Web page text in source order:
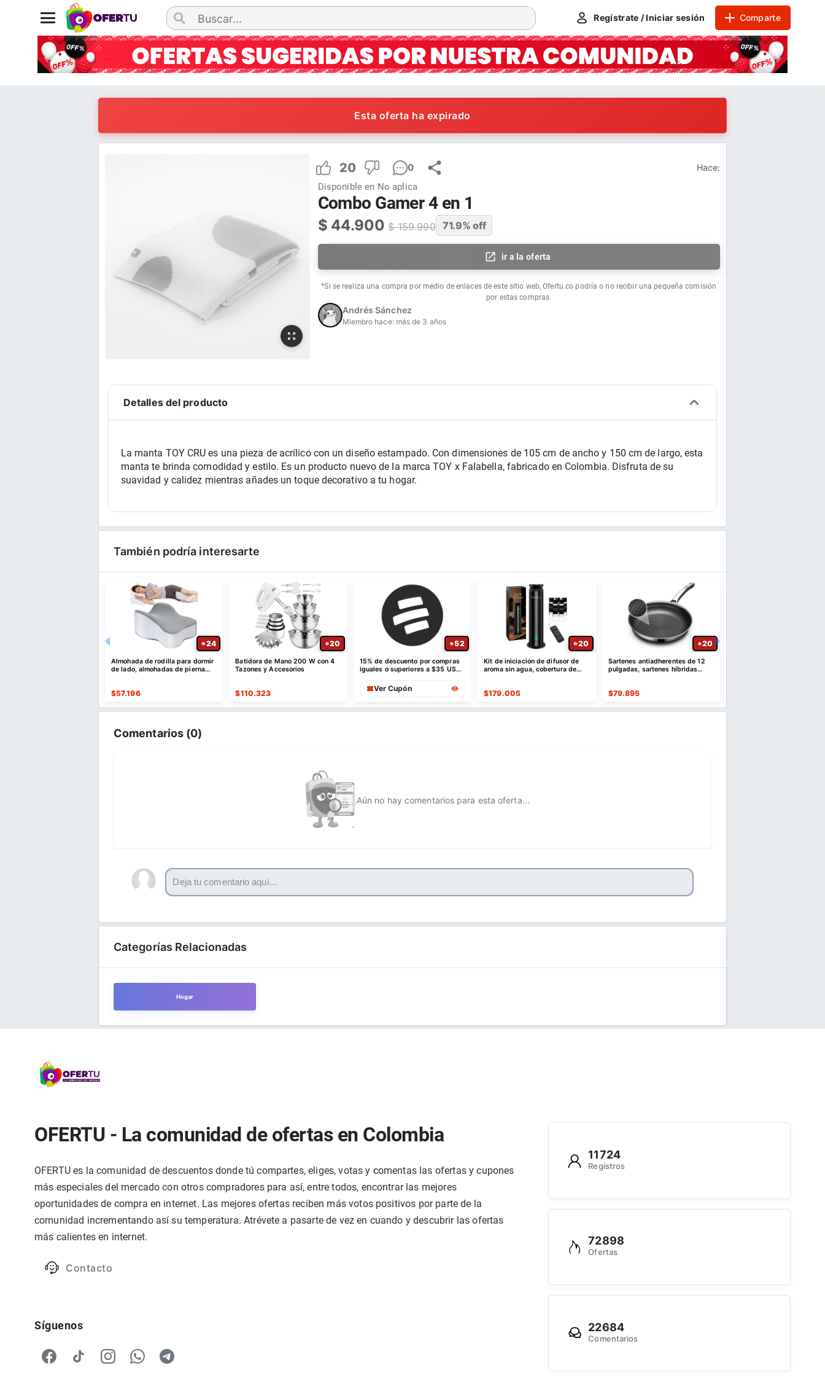
Regístrate / Iniciar sesión Comparte
Esta oferta ha expirado
20 0 Hace:
Disponible en No aplica
Combo Gamer 4 en 1
$ 44.900 $159.990 71.9% off
ir a la oferta
*Si se realiza una compra por medio de enlaces de este sitio web, Ofertu.co podría o no recibir una pequeña comisión
por estas compras.
Andrés Sánchez
Miembro hace: más de 3 años
Detalles del producto
La manta TOY CRU es una pieza de acrílico con un diseño estampado. Con dimensiones de 105 cm de ancho y 150 cm de largo, esta
manta te brinda comodidad y estilo. Es un producto nuevo de la marca TOY x Falabella, fabricado en Colombia. Disfruta de su
suavidad y calidez mientras añades un toque decorativo a tu hogar.
También podría interesarte
24
Almohada de rodilla para dormir
de lado, almohadas de pierna
$57.196
20
Batidora de Mano 200 W con 4
Tazones y Accesorios
$110.323
52
15% de descuento por compras
iguales o superiores a $35 USD
Ver Cupón
20
Kit de iniciación de difusor de
aroma sin agua, cobertura de
$179.005
20
Sartenes antiadherentes de 12
pulgadas, sartenes híbridas
$79.895
Comentarios (0)
Aún no hay comentarios para esta oferta...
Categorías Relacionadas
Hogar
OFERTU - La comunidad de ofertas en Colombia
OFERTU es la comunidad de descuentos donde tú compartes, eliges, votas y comentas las ofertas y cupones
más especiales del mercado con otros compradores para así, entre todos, encontrar las mejores
oportunidades de compra en internet. Las mejores ofertas reciben más votos positivos por parte de la
comunidad incrementando así su temperatura. Atrévete a pasarte de vez en cuando y descubrir las ofertas
más calientes en internet.
Contacto
Síguenos
11724
Registros
72898
Ofertas
22684
Comentarios